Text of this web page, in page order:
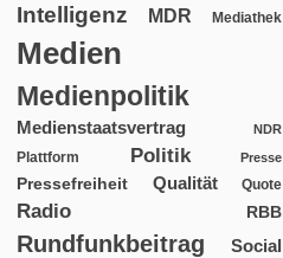
Intelligenz
MDR Mediathek
Medien
Medienpolitik
Medienstaatsvertrag NDR
Plattform Politik Presse
Pressefreiheit Qualität Quote
Radio RBB
Rundfunkbeitrag
Social